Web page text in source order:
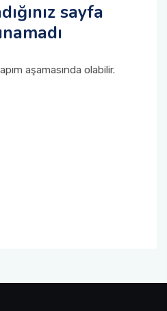
sayfa
aşamasında olabilir.